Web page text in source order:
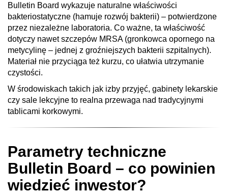
Bulletin Board wykazuje naturalne właściwości
bakteriostatyczne (hamuje rozwój bakterii) – potwierdzone
przez niezależne laboratoria. Co ważne, ta właściwość
dotyczy nawet szczepów MRSA (gronkowca opornego na
metycylinę – jednej z groźniejszych bakterii szpitalnych).
Materiał nie przyciąga też kurzu, co ułatwia utrzymanie
czystości.
W środowiskach takich jak izby przyjęć, gabinety lekarskie
czy sale lekcyjne to realna przewaga nad tradycyjnymi
tablicami korkowymi.
Parametry techniczne
Bulletin Board – co powinien
wiedzieć inwestor?